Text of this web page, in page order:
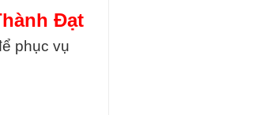
Đạt
phục vụ